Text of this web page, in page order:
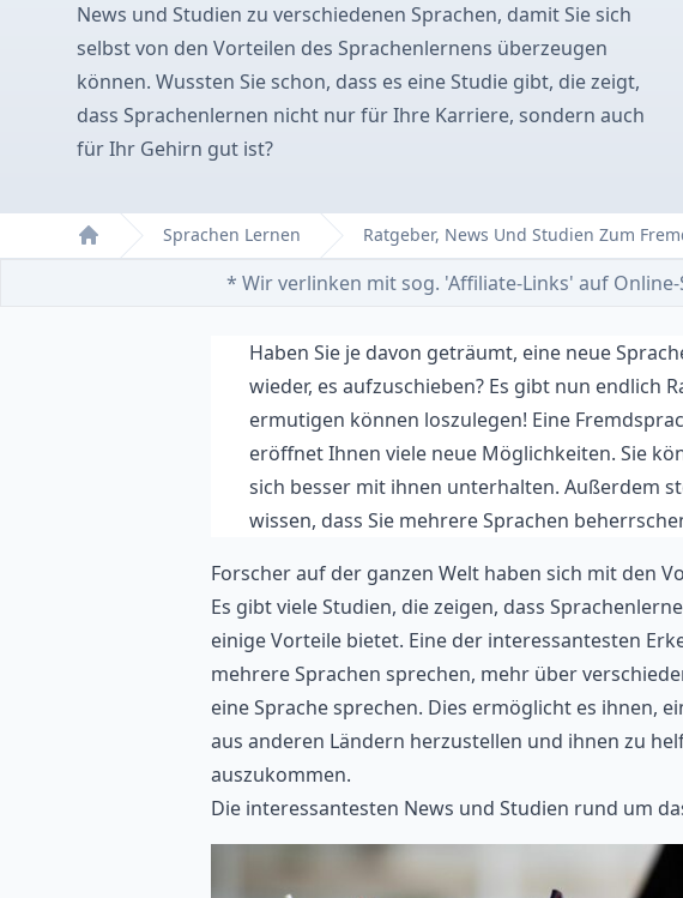
News und Studien zu verschiedenen Sprachen, damit Sie sich
selbst von den Vorteilen des Sprachenlernens überzeugen
können. Wussten Sie schon, dass es eine Studie gibt, die zeigt,
dass Sprachenlernen nicht nur für Ihre Karriere, sondern auch
für Ihr Gehirn gut ist?
Home
Sprachen Lernen Ratgeber, News Und Studien Zum
* Wir verlinken mit sog. 'Affiliate-Links' auf
Haben Sie je davon geträumt, eine neue
wieder, es aufzuschieben? Es gibt nun endlich
ermutigen können loszulegen! Eine
eröffnet Ihnen viele neue Möglichkeiten. Sie
sich besser mit ihnen unterhalten. Außerdem
wissen, dass Sie mehrere Sprachen
Forscher auf der ganzen Welt haben sich mit den
Es gibt viele Studien, die zeigen, dass
einige Vorteile bietet. Eine der interessantesten
mehrere Sprachen sprechen, mehr über
eine Sprache sprechen. Dies ermöglicht es ihnen,
aus anderen Ländern herzustellen und ihnen zu
auszukommen.
Die interessantesten News und Studien rund um